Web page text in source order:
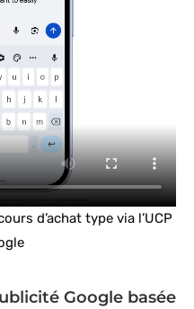
d’achat type via l’UCP
Google basée